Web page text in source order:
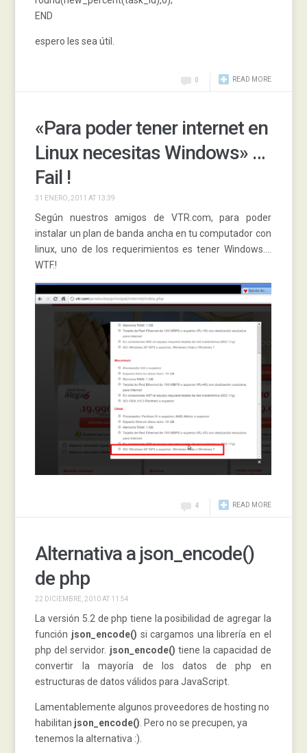
END
espero les sea útil.
READ MORE
0
«Para poder tener internet en
Linux necesitas Windows» …
Fail !
31 ENERO, 2011 AT 13:39
Según nuestros amigos de VTR.com, para poder
instalar un plan de banda ancha en tu computador con
linux, uno de los requerimientos es tener Windows….
WTF.!
READ MORE
4
Alternativa a json_encode()
de php
22 DICIEMBRE, 2010 AT 11:54
La versión 5.2 de php tiene la posibilidad de agregar la
función json_encode() si cargamos una librería en el
php del servidor. json_encode() tiene la capacidad de
convertir la mayoría de los datos de php en
estructuras de datos válidos para JavaScript.
Lamentablemente algunos proveedores de hosting no
habilitan json_encode(). Pero no se precupen, ya
tenemos la alternativa :).